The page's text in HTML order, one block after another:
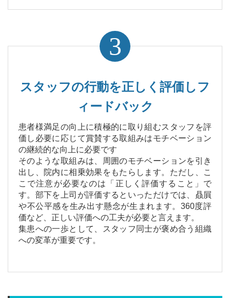
3
スタッフの行動を正しく評価しフ
ィードバック
患者様満足の向上に積極的に取り組むスタッフを評
価し必要に応じて賞賛する取組みはモチベーション
の継続的な向上に必要です
そのような取組みは、周囲のモチベーションを引き
出し、院内に相乗効果をもたらします。ただし、こ
こで注意が必要なのは「正しく評価すること」で
す。部下を上司が評価するといっただけでは、贔屓
や不公平感を生み出す懸念が生まれます。360度評
価など、正しい評価への工夫が必要と言えます。
集患への一歩として、スタッフ同士が褒め合う組織
への変革が重要です。